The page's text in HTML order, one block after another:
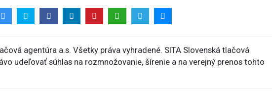
agentúra a.s. Všetky práva vyhradené. SITA Slovenská tlačová
udeľovať súhlas na rozmnožovanie, šírenie a na verejný prenos tohto